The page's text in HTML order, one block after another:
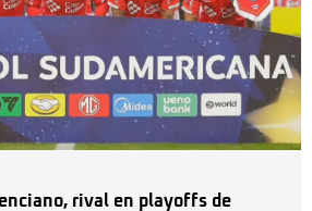
rival en playoffs de